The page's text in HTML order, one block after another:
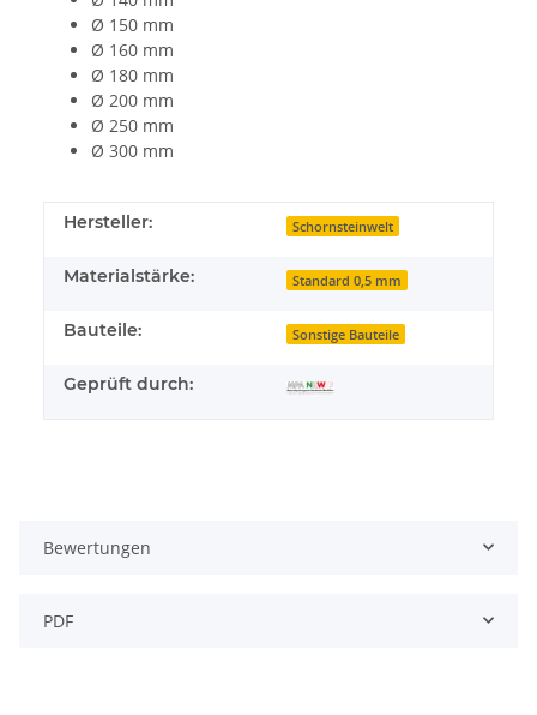
Ø 150 mm
Ø 160 mm
Ø 180 mm
Ø 200 mm
Ø 250 mm
Ø 300 mm
Hersteller: Schornsteinwelt
Materialstärke: Standard 0,5 mm
Bauteile: Sonstige Bauteile
Geprüft durch:
Bewertungen
PDF